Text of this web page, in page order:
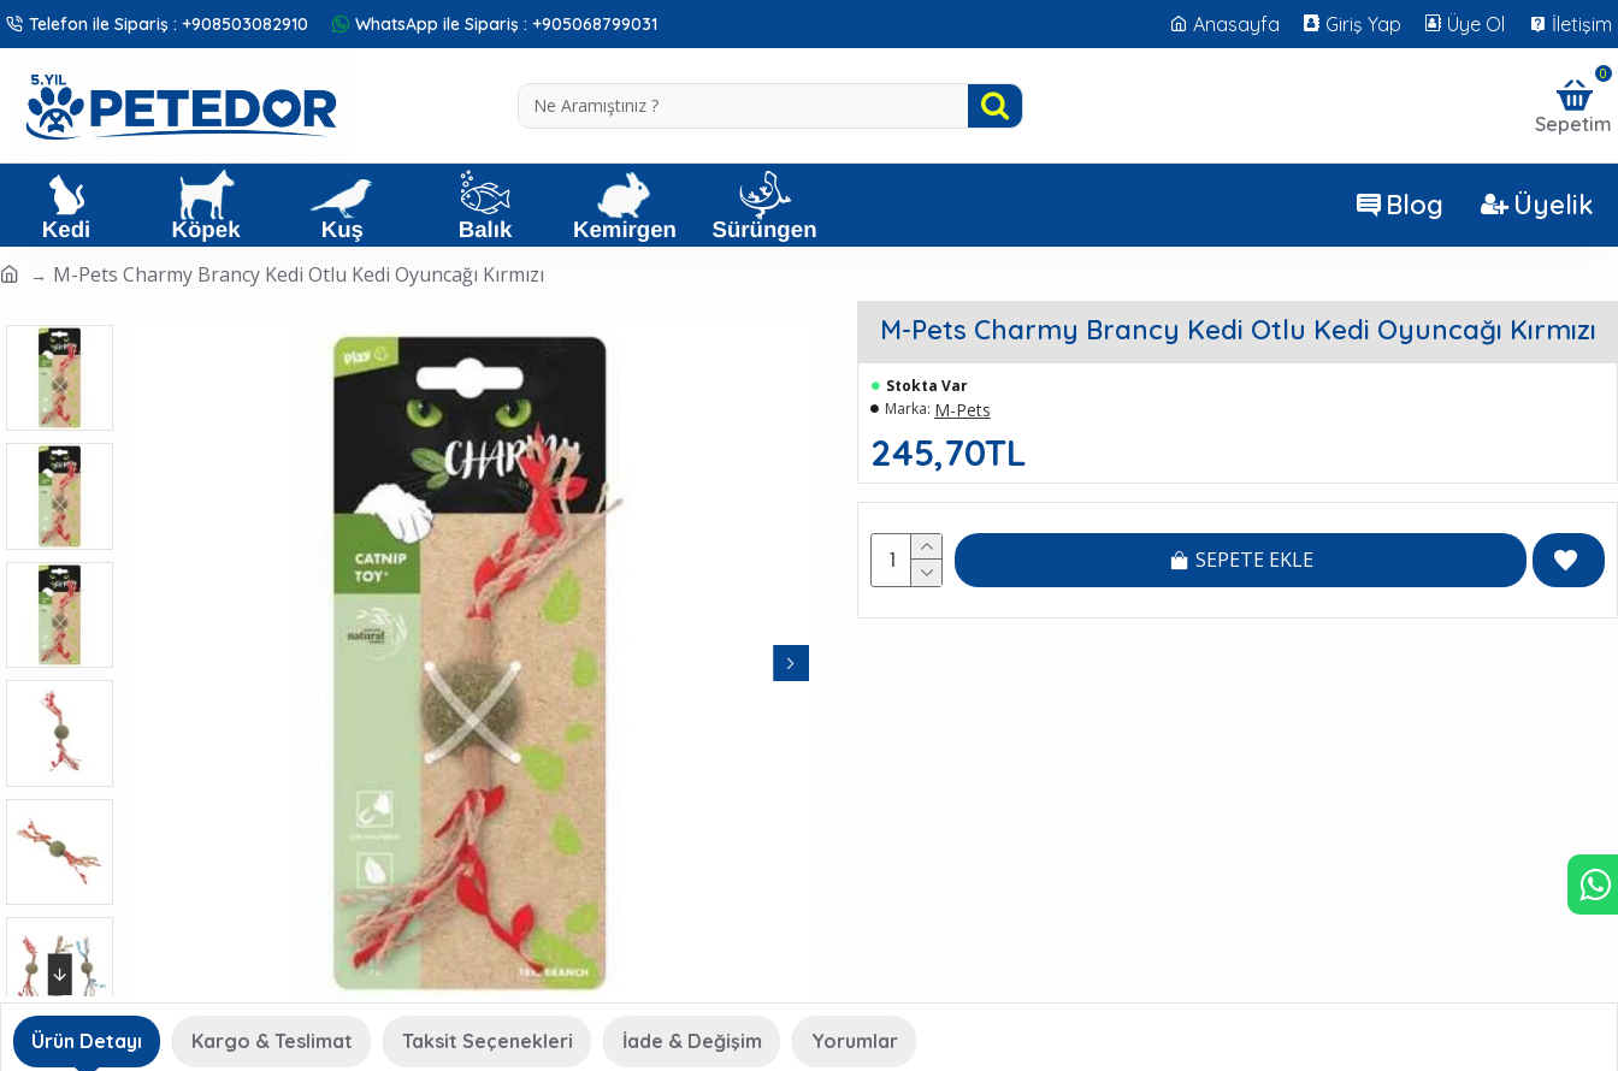
Telefon ile Sipariş : +908503082910 WhatsApp ile Sipariş : +905068799031 Anasayfa Giriş Yap Üye Ol İletişim
Sepetim
0
Blog Üyelik
M-Pets Charmy Brancy Kedi Otlu Kedi Oyuncağı Kırmızı
M-Pets Charmy Brancy Kedi Otlu Kedi Oyuncağı Kırmızı
245,70TL
Stokta Var
Marka: M-Pets
SEPETE EKLE
Ürün Detayı Kargo & Teslimat Taksit Seçenekleri İade & Değişim Yorumlar